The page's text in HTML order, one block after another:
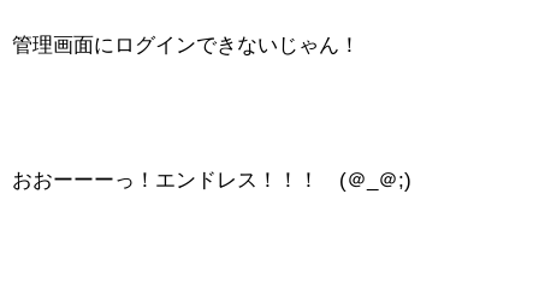
管理画面にログインできないじゃん！
おおーーーっ！エンドレス！！！ (＠_＠;)